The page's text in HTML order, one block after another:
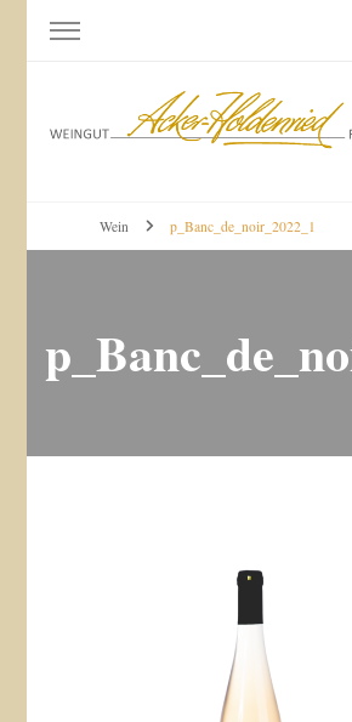
Weingut Acker-Holdenried
Bodenheim RHEINHESSEN
Wein p_Banc_de_noir_2022_1